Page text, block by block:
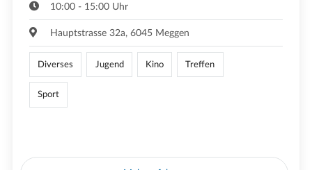
10:00 - 15:00 Uhr
Hauptstrasse 32a, 6045 Meggen
Diverses Jugend Kino Treffen
Sport